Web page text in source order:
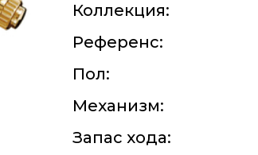
Коллекция:
Референс:
Пол:
Механизм:
Запас хода: